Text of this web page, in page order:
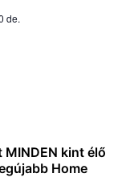
de.
kint élő
Home